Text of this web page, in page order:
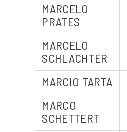
MARCELO
PRATES
MARCELO
SCHLACHTER
MARCIO TARTA
MARCO
SCHETTERT